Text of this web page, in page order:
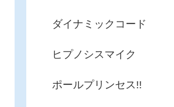
ダイナミックコード
ヒプノシスマイク
ポールプリンセス!!